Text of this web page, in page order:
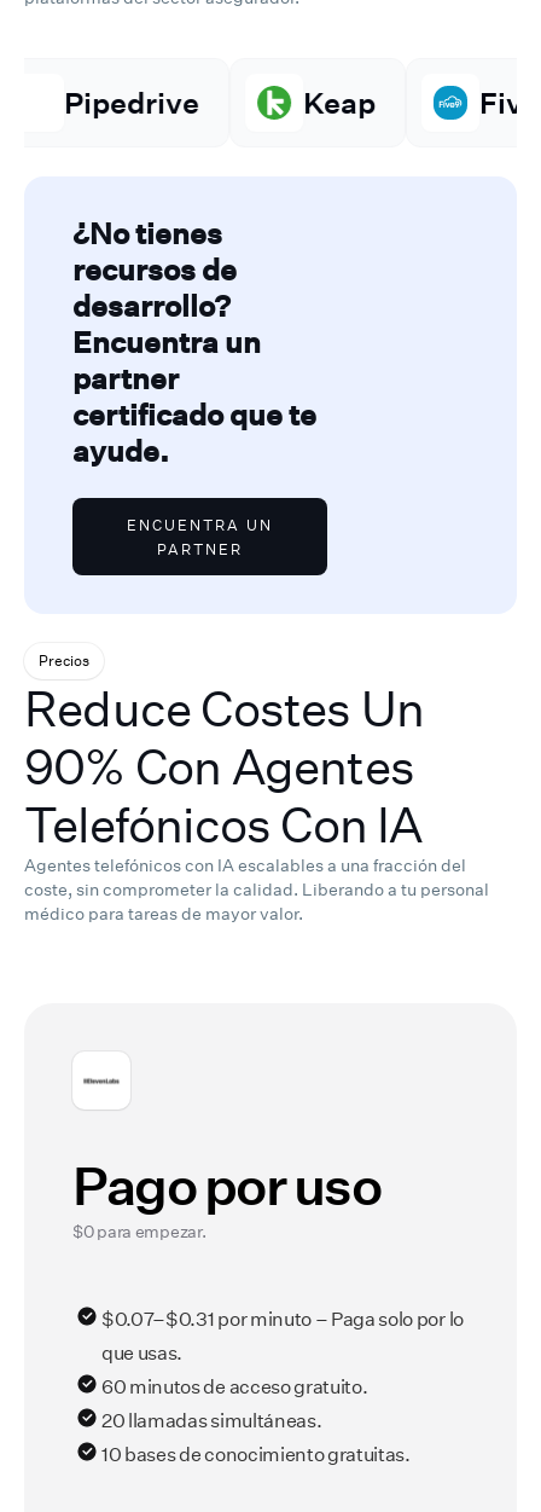
Keap Five9
¿No tienes
recursos de
desarrollo?
Encuentra un
partner
certificado que te
ayude.
ENCUENTRA UN
PARTNER
Precios
Reduce Costes Un
90% Con Agentes
Telefónicos Con IA
Agentes telefónicos con IA escalables a una fracción del
coste, sin comprometer la calidad. Liberando a tu personal
médico para tareas de mayor valor.
Pago por uso
$0 para empezar.
$0.07–$0.31 por minuto – Paga solo por lo
que usas.
60 minutos de acceso gratuito.
20 llamadas simultáneas.
10 bases de conocimiento gratuitas.